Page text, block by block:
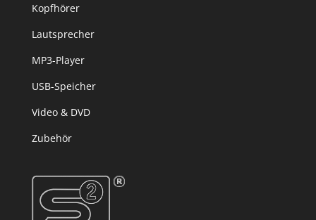
Kopfhörer
Lautsprecher
MP3-Player
USB-Speicher
Video & DVD
Zubehör